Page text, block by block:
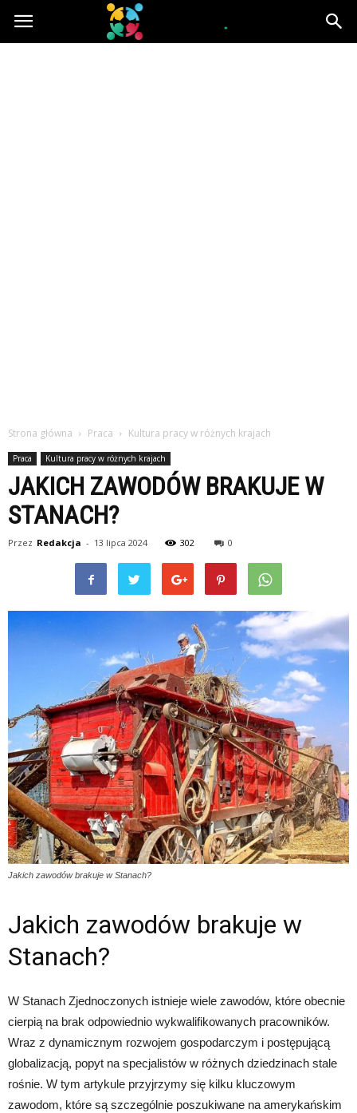
iGroup.pl
Strona główna Praca Kultura pracy w różnych krajach
Praca Kultura pracy w różnych krajach
JAKICH ZAWODÓW BRAKUJE W
STANACH?
Przez Redakcja - 13 lipca 2024 302 0
Jakich zawodów brakuje w Stanach?
Jakich zawodów brakuje w
Stanach?
W Stanach Zjednoczonych istnieje wiele zawodów, które obecnie
cierpią na brak odpowiednio wykwalifikowanych pracowników.
Wraz z dynamicznym rozwojem gospodarczym i postępującą
globalizacją, popyt na specjalistów w różnych dziedzinach stale
rośnie. W tym artykule przyjrzymy się kilku kluczowym
zawodom, które są szczególnie poszukiwane na amerykańskim